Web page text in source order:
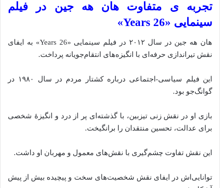
تجربه‌ ی متفاوت هان هه جین در فیلم
سینمایی «26 Years»
هان هه جین در سال ۲۰۱۲ در فیلم سینمایی «26 Years» به ایفای
نقش تیراندازی حرفه‌ای با انگیزه‌های انتقام‌جویانه پرداخت.
این فیلم سیاسی-اجتماعی درباره کشتار مردم در سال ۱۹۸۰ در
گوانگ‌جو بود.
بازی او در نقش زنی تیزبین، با گذشته‌ای پر از درد و انگیزهٔ شخصی
برای عدالت، تحسین منتقدان را برانگیخت.
این نقش تفاوت چشم‌گیری با نقش‌های معمول و مهربان او داشت.
توانایی‌اش در ایفای نقش شخصیت‌های سخت و پیچیده بیش از پیش